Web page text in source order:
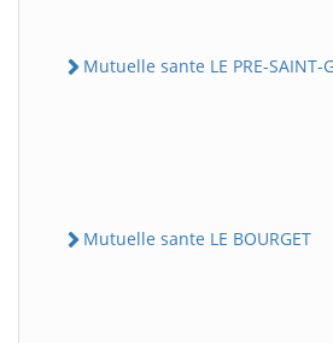
Mutuelle sante LE PRE-SAINT-
Mutuelle sante LE BOURGET